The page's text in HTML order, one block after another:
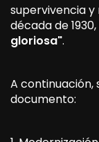
supervivencia
década de
gloriosa".
A continuación,
documento: